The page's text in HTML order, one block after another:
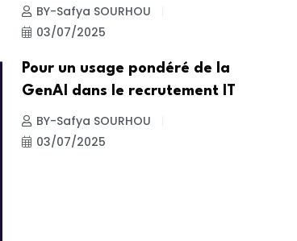
BY-Safya SOURHOU
03/07/2025
Pour un usage pondéré de la
GenAI dans le recrutement IT
BY-Safya SOURHOU
03/07/2025